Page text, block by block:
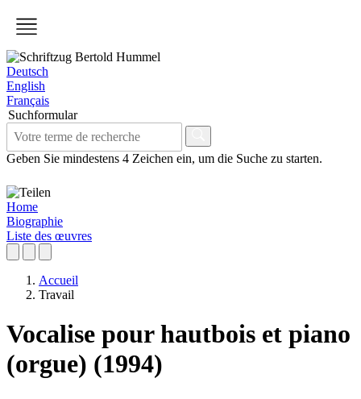
Deutsch
English
Français
Suchformular
Geben Sie mindestens 4 Zeichen ein, um die Suche zu starten.
Home
Biographie
Liste des œuvres
Accueil
Travail
Vocalise pour hautbois et piano
(orgue) (1994)